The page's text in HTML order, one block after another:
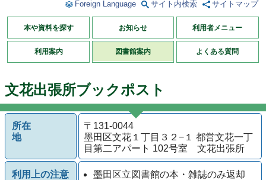
Foreign Language サイト内検索 サイトマップ
本や資料を探す お知らせ 利用者メニュー
利用案内 図書館案内 よくある質問
文花出張所ブックポスト
所在
地
〒131-0044
墨田区文花１丁目３２−１ 都営文花一丁
目第二アパート 102号室 文花出張所
利用上の注意
墨田区立図書館の本・雑誌のみ返却